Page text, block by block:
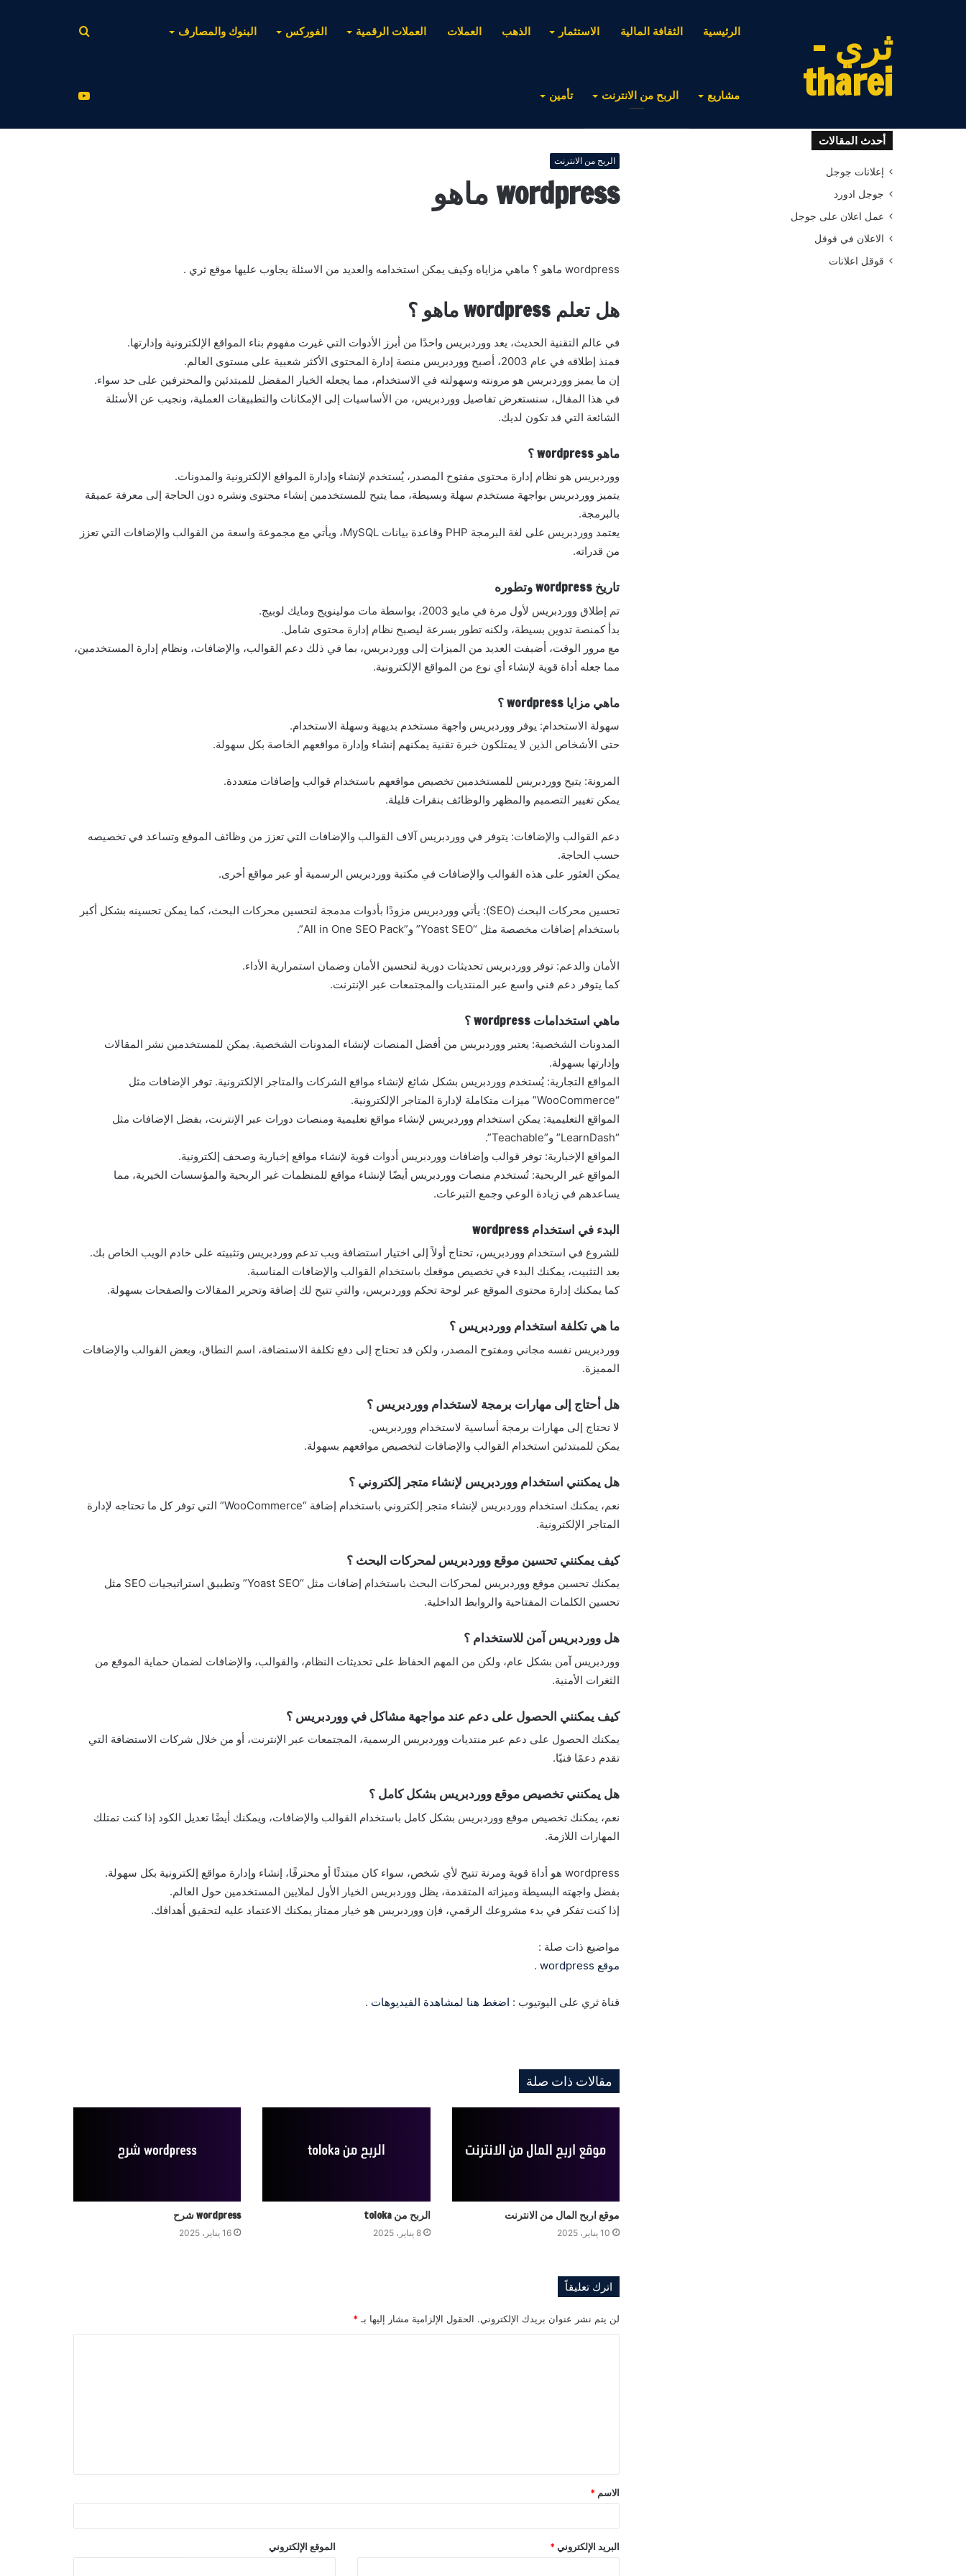
ثري -
tharei
الرئيسية الثقافة المالية الاستثمار الذهب العملات العملات الرقمية الفوركس البنوك والمصارف
مشاريع الربح من الانترنت تأمين عن
الربح من الانترنت
wordpress ماهو
wordpress ماهو ؟ ماهي مزاياه وكيف يمكن استخدامه والعديد من الاسئلة يجاوب عليها موقع ثري .
هل تعلم wordpress ماهو ؟
في عالم التقنية الحديث، يعد ووردبريس واحدًا من أبرز الأدوات التي غيرت مفهوم بناء المواقع الإلكترونية وإدارتها.
فمنذ إطلاقه في عام 2003، أصبح ووردبريس منصة إدارة المحتوى الأكثر شعبية على مستوى العالم.
إن ما يميز ووردبريس هو مرونته وسهولته في الاستخدام، مما يجعله الخيار المفضل للمبتدئين والمحترفين على حد سواء.
في هذا المقال، سنستعرض تفاصيل ووردبريس، من الأساسيات إلى الإمكانات والتطبيقات العملية، ونجيب عن الأسئلة
الشائعة التي قد تكون لديك.
ماهو wordpress ؟
ووردبريس هو نظام إدارة محتوى مفتوح المصدر، يُستخدم لإنشاء وإدارة المواقع الإلكترونية والمدونات.
يتميز ووردبريس بواجهة مستخدم سهلة وبسيطة، مما يتيح للمستخدمين إنشاء محتوى ونشره دون الحاجة إلى معرفة عميقة
بالبرمجة.
يعتمد ووردبريس على لغة البرمجة PHP وقاعدة بيانات MySQL، ويأتي مع مجموعة واسعة من القوالب والإضافات التي تعزز
من قدراته.
تاريخ wordpress وتطوره
تم إطلاق ووردبريس لأول مرة في مايو 2003، بواسطة مات مولينويج ومايك لوبيج.
بدأ كمنصة تدوين بسيطة، ولكنه تطور بسرعة ليصبح نظام إدارة محتوى شامل.
مع مرور الوقت، أضيفت العديد من الميزات إلى ووردبريس، بما في ذلك دعم القوالب، والإضافات، ونظام إدارة المستخدمين،
مما جعله أداة قوية لإنشاء أي نوع من المواقع الإلكترونية.
ماهي مزايا wordpress ؟
سهولة الاستخدام: يوفر ووردبريس واجهة مستخدم بديهية وسهلة الاستخدام.
حتى الأشخاص الذين لا يمتلكون خبرة تقنية يمكنهم إنشاء وإدارة مواقعهم الخاصة بكل سهولة.
المرونة: يتيح ووردبريس للمستخدمين تخصيص مواقعهم باستخدام قوالب وإضافات متعددة.
يمكن تغيير التصميم والمظهر والوظائف بنقرات قليلة.
دعم القوالب والإضافات: يتوفر في ووردبريس آلاف القوالب والإضافات التي تعزز من وظائف الموقع وتساعد في تخصيصه
حسب الحاجة.
يمكن العثور على هذه القوالب والإضافات في مكتبة ووردبريس الرسمية أو عبر مواقع أخرى.
تحسين محركات البحث (SEO): يأتي ووردبريس مزودًا بأدوات مدمجة لتحسين محركات البحث، كما يمكن تحسينه بشكل أكبر
باستخدام إضافات مخصصة مثل “Yoast SEO” و”All in One SEO Pack”.
الأمان والدعم: توفر ووردبريس تحديثات دورية لتحسين الأمان وضمان استمرارية الأداء.
كما يتوفر دعم فني واسع عبر المنتديات والمجتمعات عبر الإنترنت.
ماهي استخدامات wordpress ؟
المدونات الشخصية: يعتبر ووردبريس من أفضل المنصات لإنشاء المدونات الشخصية. يمكن للمستخدمين نشر المقالات
وإدارتها بسهولة.
المواقع التجارية: يُستخدم ووردبريس بشكل شائع لإنشاء مواقع الشركات والمتاجر الإلكترونية. توفر الإضافات مثل
“WooCommerce” ميزات متكاملة لإدارة المتاجر الإلكترونية.
المواقع التعليمية: يمكن استخدام ووردبريس لإنشاء مواقع تعليمية ومنصات دورات عبر الإنترنت، بفضل الإضافات مثل
“LearnDash” و”Teachable”.
المواقع الإخبارية: توفر قوالب وإضافات ووردبريس أدوات قوية لإنشاء مواقع إخبارية وصحف إلكترونية.
المواقع غير الربحية: تُستخدم منصات ووردبريس أيضًا لإنشاء مواقع للمنظمات غير الربحية والمؤسسات الخيرية، مما
يساعدهم في زيادة الوعي وجمع التبرعات.
البدء في استخدام wordpress
للشروع في استخدام ووردبريس، تحتاج أولاً إلى اختيار استضافة ويب تدعم ووردبريس وتثبيته على خادم الويب الخاص بك.
بعد التثبيت، يمكنك البدء في تخصيص موقعك باستخدام القوالب والإضافات المناسبة.
كما يمكنك إدارة محتوى الموقع عبر لوحة تحكم ووردبريس، والتي تتيح لك إضافة وتحرير المقالات والصفحات بسهولة.
ما هي تكلفة استخدام ووردبريس ؟
ووردبريس نفسه مجاني ومفتوح المصدر، ولكن قد تحتاج إلى دفع تكلفة الاستضافة، اسم النطاق، وبعض القوالب والإضافات
المميزة.
هل أحتاج إلى مهارات برمجة لاستخدام ووردبريس ؟
لا تحتاج إلى مهارات برمجة أساسية لاستخدام ووردبريس.
يمكن للمبتدئين استخدام القوالب والإضافات لتخصيص مواقعهم بسهولة.
هل يمكنني استخدام ووردبريس لإنشاء متجر إلكتروني ؟
نعم، يمكنك استخدام ووردبريس لإنشاء متجر إلكتروني باستخدام إضافة “WooCommerce” التي توفر كل ما تحتاجه لإدارة
المتاجر الإلكترونية.
كيف يمكنني تحسين موقع ووردبريس لمحركات البحث ؟
يمكنك تحسين موقع ووردبريس لمحركات البحث باستخدام إضافات مثل “Yoast SEO” وتطبيق استراتيجيات SEO مثل
تحسين الكلمات المفتاحية والروابط الداخلية.
هل ووردبريس آمن للاستخدام ؟
ووردبريس آمن بشكل عام، ولكن من المهم الحفاظ على تحديثات النظام، والقوالب، والإضافات لضمان حماية الموقع من
الثغرات الأمنية.
كيف يمكنني الحصول على دعم عند مواجهة مشاكل في ووردبريس ؟
يمكنك الحصول على دعم عبر منتديات ووردبريس الرسمية، المجتمعات عبر الإنترنت، أو من خلال شركات الاستضافة التي
تقدم دعمًا فنيًا.
هل يمكنني تخصيص موقع ووردبريس بشكل كامل ؟
نعم، يمكنك تخصيص موقع ووردبريس بشكل كامل باستخدام القوالب والإضافات، ويمكنك أيضًا تعديل الكود إذا كنت تمتلك
المهارات اللازمة.
wordpress هو أداة قوية ومرنة تتيح لأي شخص، سواء كان مبتدئًا أو محترفًا، إنشاء وإدارة مواقع إلكترونية بكل سهولة.
بفضل واجهته البسيطة وميزاته المتقدمة، يظل ووردبريس الخيار الأول لملايين المستخدمين حول العالم.
إذا كنت تفكر في بدء مشروعك الرقمي، فإن ووردبريس هو خيار ممتاز يمكنك الاعتماد عليه لتحقيق أهدافك.
مواضيع ذات صلة :
موقع wordpress
.
قناة ثري على اليوتيوب : اضغط هنا لمشاهدة الفيديوهات .
مقالات ذات صلة
موقع اربح المال من الانترنت
10 يناير، 2025
الربح من toloka
8 يناير، 2025
wordpress شرح
16 يناير، 2025
اترك تعليقاً
لن يتم نشر عنوان بريدك الإلكتروني. الحقول الإلزامية مشار إليها بـ *
ق
*
الاسم *
البريد الإلكتروني * الموقع الإلكتروني
أحدث المقالات
إعلانات جوجل
جوجل ادورد
عمل اعلان على جوجل
الاعلان في قوقل
قوقل اعلانات